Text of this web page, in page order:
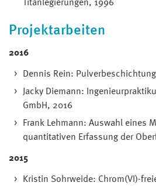
Titanlegierungen, 1996
Projektarbeiten
2016
Dennis Rein:
Jacky Diemann:
GmbH, 2016
Frank Lehmann: Auswahl eines
quantitativen Erfassung der
2015
Kristin Sohrweide: Chrom(VI)-